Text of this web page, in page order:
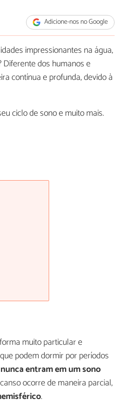
Adicione-nos no Google
impressionantes na água,
dos humanos e
contínua e profunda, devido à
ciclo de sono e muito mais.
muito particular e
podem dormir por períodos
nunca entram em um sono
ocorre de maneira parcial,
.